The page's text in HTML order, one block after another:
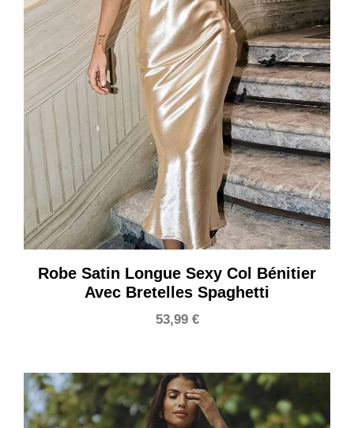
Robe Satin Longue Sexy Col Bénitier
Avec Bretelles Spaghetti
53,99 €